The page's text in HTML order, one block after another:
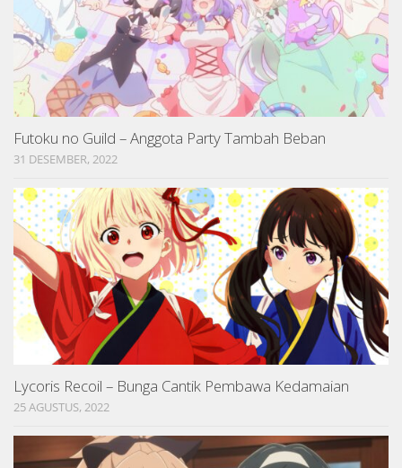
Futoku no Guild – Anggota Party Tambah Beban
31 DESEMBER, 2022
Lycoris Recoil – Bunga Cantik Pembawa Kedamaian
25 AGUSTUS, 2022